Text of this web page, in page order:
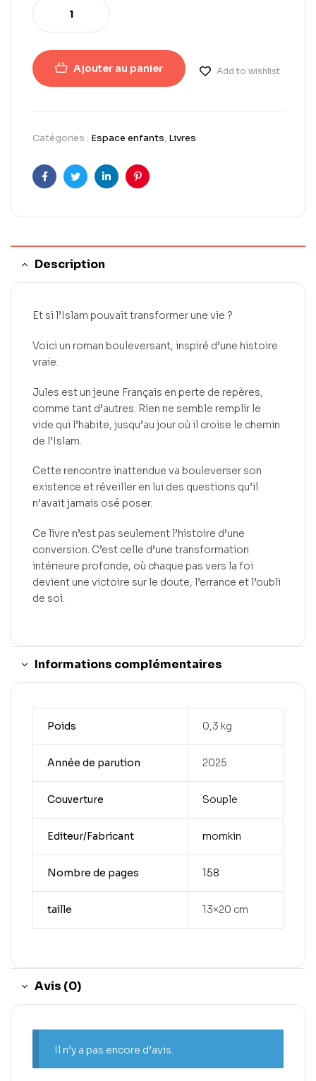
Ajouter au panier Add to wishlist
Catégories : Espace enfants, Livres
FacebookTwitterLinkedInPinterest
Description
Et si l’Islam pouvait transformer une vie ?
Voici un roman bouleversant, inspiré d’une histoire
vraie.
Jules est un jeune Français en perte de repères,
comme tant d’autres. Rien ne semble remplir le
vide qui l’habite, jusqu’au jour où il croise le chemin
de l’Islam.
Cette rencontre inattendue va bouleverser son
existence et réveiller en lui des questions qu’il
n’avait jamais osé poser.
Ce livre n’est pas seulement l’histoire d’une
conversion. C’est celle d’une transformation
intérieure profonde, où chaque pas vers la foi
devient une victoire sur le doute, l’errance et l’oubli
de soi.
Informations complémentaires
Poids 0,3 kg
Année de parution 2025
Couverture Souple
Editeur/Fabricant momkin
Nombre de pages 158
taille 13×20 cm
Avis (0)
Il n’y a pas encore d’avis.